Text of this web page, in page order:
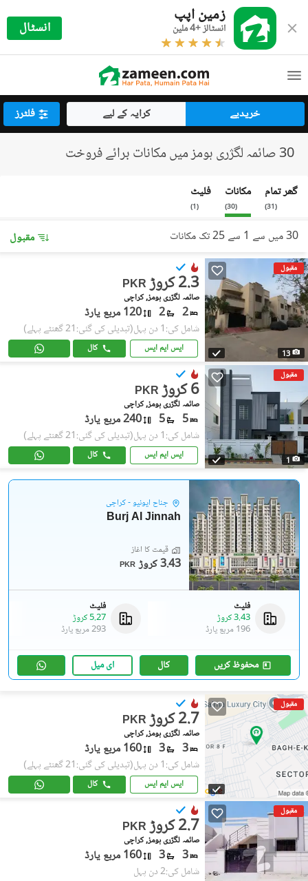
زمین اپپ
انسٹالز +4 ملین انسٹال
خریدیے کرایہ کے لیے فلٹرز
30 صائمہ لگژری ہومز میں مکانات برائے فروخت
گھر تمام
(
31
)
مکانات
(
30
)
فلیٹ
(
1
)
30 میں سے 1 سے 25 تک مکانات مقبول
مقبول
13
PKR 2.3 کروڑ
صائمہ لگژری ہومز, کراچی
2
2 120 مربع یارڈ
شامل کی:1 دن پہل (تبدیلی کی گئی:21 گھنٹے پہلے)
ایس ایم ایس کال
مقبول
1
PKR 6 کروڑ
صائمہ لگژری ہومز, کراچی
5
5 240 مربع یارڈ
شامل کی:1 دن پہل (تبدیلی کی گئی:21 گھنٹے پہلے)
ایس ایم ایس کال
جناح ایونیو - کراچی
Burj Al Jinnah
قیمت کا آغاز
PKR 3.43 کروڑ
فلیٹ
3.43 کروڑ
196 مربع یارڈ
فلیٹ
5.27 کروڑ
293 مربع یارڈ
محفوظ کریں کال ای میل
مقبول
PKR 2.7 کروڑ
صائمہ لگژری ہومز, کراچی
3
3 160 مربع یارڈ
شامل کی:1 دن پہل (تبدیلی کی گئی:21 گھنٹے پہلے)
ایس ایم ایس کال
مقبول
PKR 2.7 کروڑ
صائمہ لگژری ہومز, کراچی
3
3 160 مربع یارڈ
شامل کی:2 دن پہل